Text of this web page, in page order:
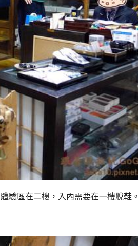
體驗區在二樓，入內需要在一樓脫鞋。